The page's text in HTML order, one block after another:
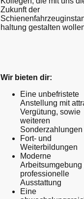
Zukunft der
haltung gestalten
Wir bieten dir:
Eine unbefristete
Anstellung mit
Vergütung, sowie
weiteren
Sonderzahlungen
Fort- und
Weiterbildungen
Moderne
Arbeitsumgebung
professionelle
Ausstattung
Eine